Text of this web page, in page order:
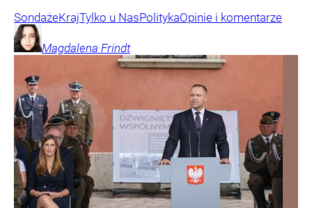
SondażeKrajTylko u NasPolitykaOpinie i komentarze
Magdalena Frindt